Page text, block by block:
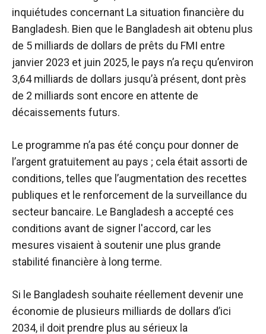
inquiétudes concernant La situation financière du
Bangladesh. Bien que le Bangladesh ait obtenu plus
de 5 milliards de dollars de prêts du FMI entre
janvier 2023 et juin 2025, le pays n’a reçu qu’environ
3,64 milliards de dollars jusqu’à présent, dont près
de 2 milliards sont encore en attente de
décaissements futurs.
Le programme n’a pas été conçu pour donner de
l’argent gratuitement au pays ; cela était assorti de
conditions, telles que l’augmentation des recettes
publiques et le renforcement de la surveillance du
secteur bancaire. Le Bangladesh a accepté ces
conditions avant de signer l'accord, car les
mesures visaient à soutenir une plus grande
stabilité financière à long terme.
Si le Bangladesh souhaite réellement devenir une
économie de plusieurs milliards de dollars d’ici
2034, il doit prendre plus au sérieux la